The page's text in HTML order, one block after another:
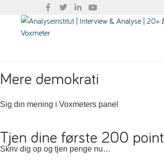
Mere demokrati
Sig din mening i Voxmeters panel
Tjen dine første 200 point
Skriv dig op og tjen penge nu…